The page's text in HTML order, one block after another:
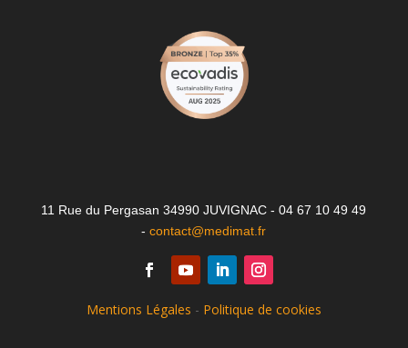
11 Rue du Pergasan 34990 JUVIGNAC - 04 67 10 49 49
-contact@medimat.fr
Mentions Légales - Politique de cookies